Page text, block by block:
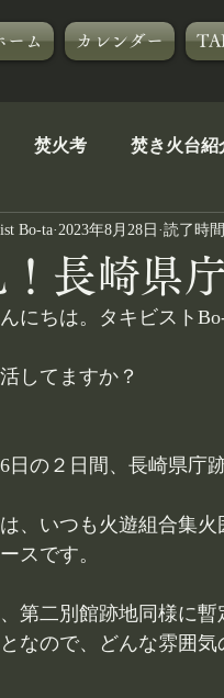
ーム カレンダー
焚火考 焚き火台紹
のを 茶道焚火人流
TAKIBIBA[R] 焚き
長崎県
Bo-ta 2023年8月28日 読了時
にちは。タキビストBo-
してますか？
日の２日間、長崎県庁
、いつも火遊組合集
スです。
第二別館跡地同様に
なので、どんな雰囲気